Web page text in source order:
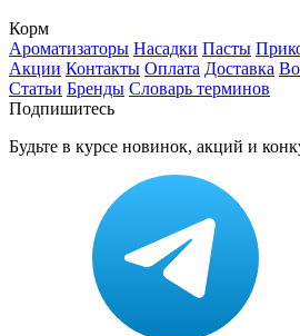
Корм
Ароматизаторы Насадки Пасты
Акции Контакты Оплата Доставка
Статьи Бренды Словарь терминов
Подпишитесь
Будьте в курсе новинок, акций и